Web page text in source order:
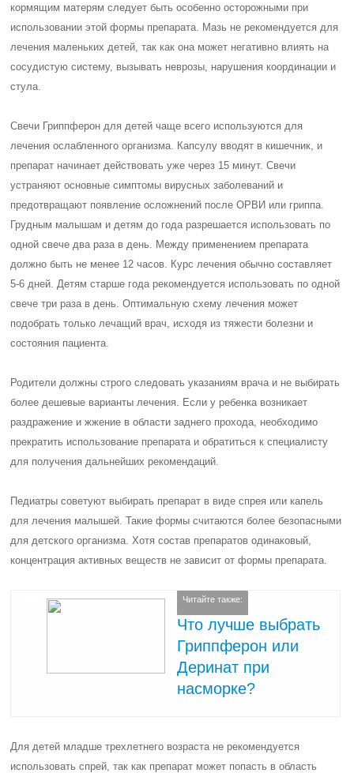
кормящим матерям следует быть особенно осторожными при
использовании этой формы препарата. Мазь не рекомендуется для
лечения маленьких детей, так как она может негативно влиять на
сосудистую систему, вызывать неврозы, нарушения координации и
стула.
Свечи Гриппферон для детей чаще всего используются для
лечения ослабленного организма. Капсулу вводят в кишечник, и
препарат начинает действовать уже через 15 минут. Свечи
устраняют основные симптомы вирусных заболеваний и
предотвращают появление осложнений после ОРВИ или гриппа.
Грудным малышам и детям до года разрешается использовать по
одной свече два раза в день. Между применением препарата
должно быть не менее 12 часов. Курс лечения обычно составляет
5-6 дней. Детям старше года рекомендуется использовать по одной
свече три раза в день. Оптимальную схему лечения может
подобрать только лечащий врач, исходя из тяжести болезни и
состояния пациента.
Родители должны строго следовать указаниям врача и не выбирать
более дешевые варианты лечения. Если у ребенка возникает
раздражение и жжение в области заднего прохода, необходимо
прекратить использование препарата и обратиться к специалисту
для получения дальнейших рекомендаций.
Педиатры советуют выбирать препарат в виде спрея или капель
для лечения малышей. Такие формы считаются более безопасными
для детского организма. Хотя состав препаратов одинаковый,
концентрация активных веществ не зависит от формы препарата.
Читайте также:
Что лучше выбрать
Гриппферон или
Деринат при
насморке?
Для детей младше трехлетнего возраста не рекомендуется
использовать спрей, так как препарат может попасть в область